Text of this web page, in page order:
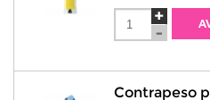
Contrapeso